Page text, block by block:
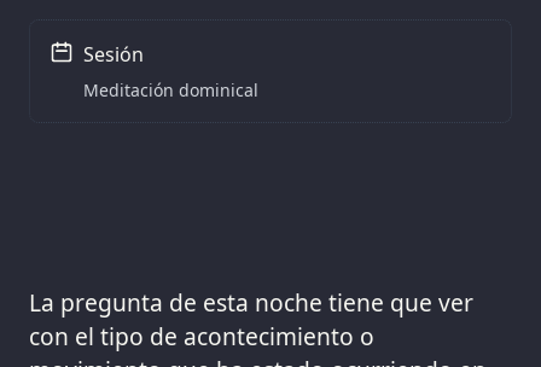
La pregunta de esta noche tiene que ver
con el tipo de acontecimiento o
Sesión
Meditación dominical